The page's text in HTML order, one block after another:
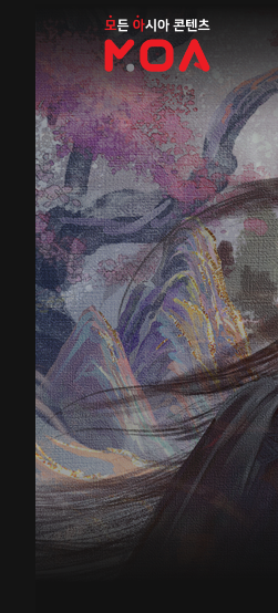
MOA